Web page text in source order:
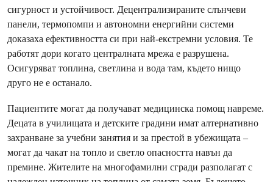
сигурност и устойчивост. Децентрализираните слънчеви
панели, термопомпи и автономни енергийни системи
доказаха ефективността си при най-екстремни условия. Те
работят дори когато централната мрежа е разрушена.
Осигуряват топлина, светлина и вода там, където нищо
друго не е останало.
Пациентите могат да получават медицинска помощ навреме.
Децата в училищата и детските градини имат алтернативно
захранване за учебни занятия и за престой в убежищата –
могат да чакат на топло и светло опасността навън да
премине. Жителите на многофамилни сгради разполагат с